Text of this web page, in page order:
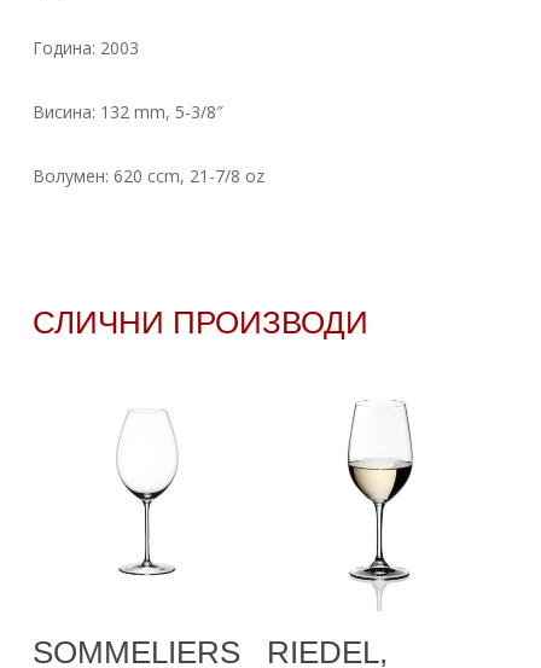
Година: 2003
Висина: 132 mm, 5-3/8″
Волумен: 620 ccm, 21-7/8 oz
СЛИЧНИ ПРОИЗВОДИ
SOMMELIERS RIEDEL,